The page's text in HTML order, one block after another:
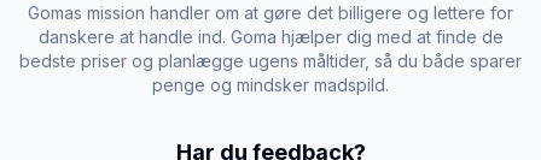
Gomas mission handler om at gøre det billigere og lettere for
danskere at handle ind. Goma hjælper dig med at finde de
bedste priser og planlægge ugens måltider, så du både sparer
penge og mindsker madspild.
Har du feedback?